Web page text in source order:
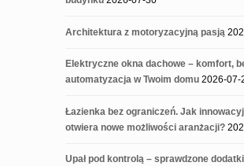
Architektura z motoryzacyjną pasją
Elektryczne okna dachowe – komfort,
automatyzacja w Twoim domu 2026-07-
Łazienka bez ograniczeń. Jak
otwiera nowe możliwości aranżacji?
Upał pod kontrolą – sprawdzone